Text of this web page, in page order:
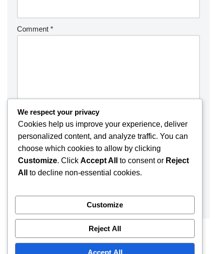
Comment *
Save my name, email, and website in this browser for the
next time I comment.
We respect your privacy
Cookies help us improve your experience, deliver
personalized content, and analyze traffic. You can
choose which cookies to allow by clicking
Customize. Click Accept All to consent or Reject
All
to decline non-essential cookies.
Customize
Reject All
Accept All